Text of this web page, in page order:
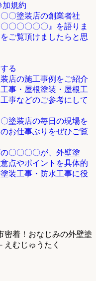
加規約
〇塗装店の創業者社
〇〇〇〇〇』を語りま
ご覧頂けましたらと思
る
店の施工事例をご紹介
事・屋根塗装・屋根工
事などのご参考にして
塗装店の毎日の現場を
お仕事ぶりをぜひご覧
〇〇〇〇が、外壁塗
点やポイントを具体的
装工事・防水工事に役
密着！おなじみの外壁塗
むじゅうたく